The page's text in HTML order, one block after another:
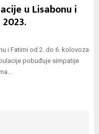
u Lisabonu i
i Fatimi od 2. do 6. kolovoza
pobuđuje simpatije